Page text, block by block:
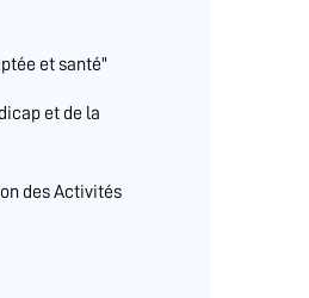
et santé"
et de la
des Activités